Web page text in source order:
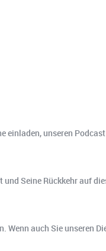
einladen, unseren
Seine Rückkehr auf
Wenn auch Sie unseren